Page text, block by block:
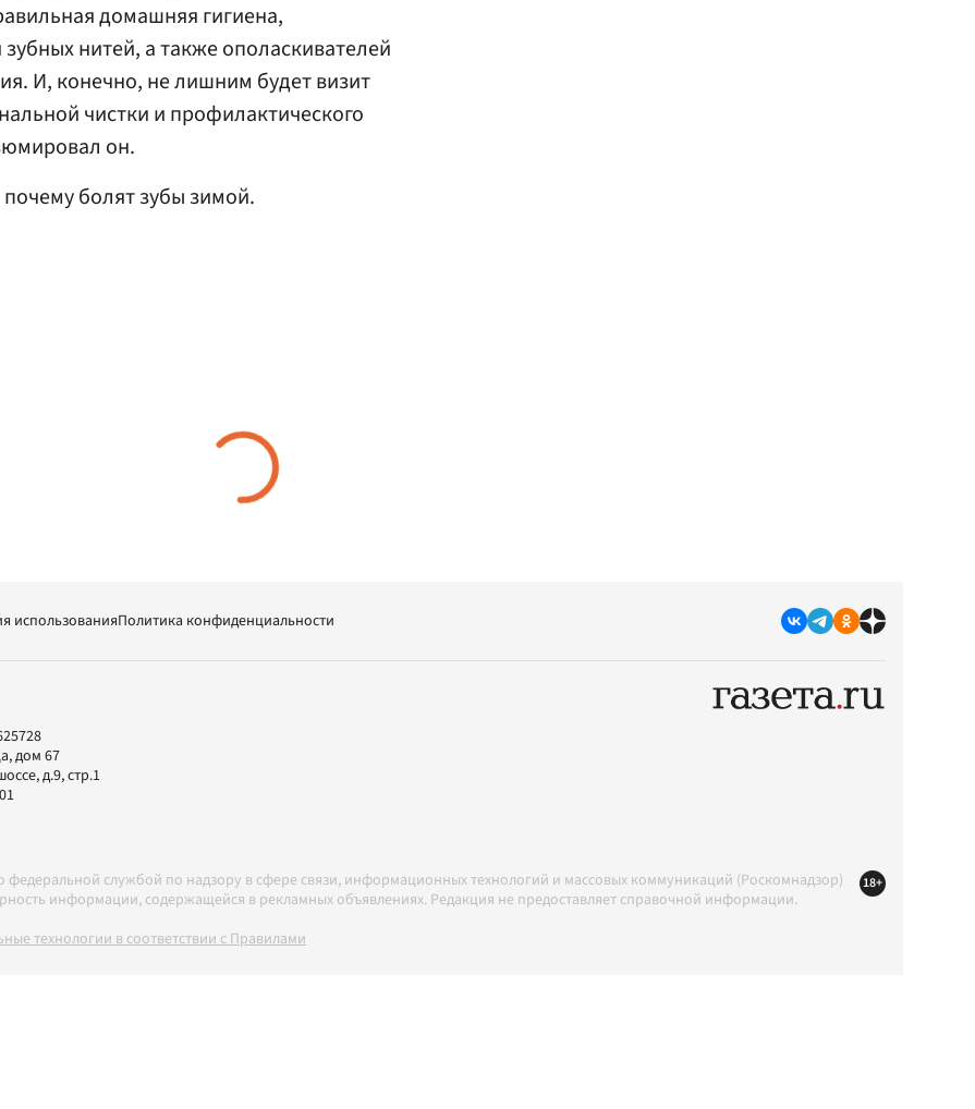
домашняя гигиена,
нитей, а также ополаскивателей
И, конечно, не лишним будет визит
чистки и профилактического
он.
почему болят зубы зимой.
использованияПолитика конфиденциальности
дом 67
д.9, стр.1
службой по надзору в сфере связи, информационных технологий и массовых коммуникаций (Роскомнадзор)
информации, содержащейся в рекламных объявлениях. Редакция не предоставляет справочной информации.
технологии в соответствии с Правилами
18+